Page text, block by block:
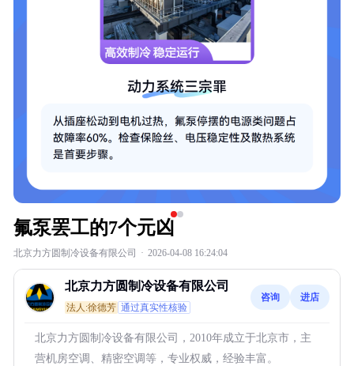
氟泵罢工的7个元凶
北京力方圆制冷设备有限公司 · 2026-04-08 16:24:04
北京力方圆制冷设备有限公司
法人:徐德芳 通过真实性核验
咨询 进店
北京力方圆制冷设备有限公司，2010年成立于北京市，主
营机房空调、精密空调等，专业权威，经验丰富。